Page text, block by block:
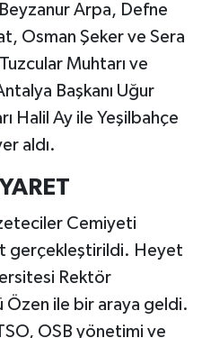
Arpa, Defne
Osman Şeker ve Sera
Muhtarı ve
Başkanı Uğur
Halil Ay ile Yeşilbahçe
aldı.
Cemiyeti
gerçekleştirildi. Heyet
Rektör
Özen ile bir araya geldi.
OSB yönetimi ve